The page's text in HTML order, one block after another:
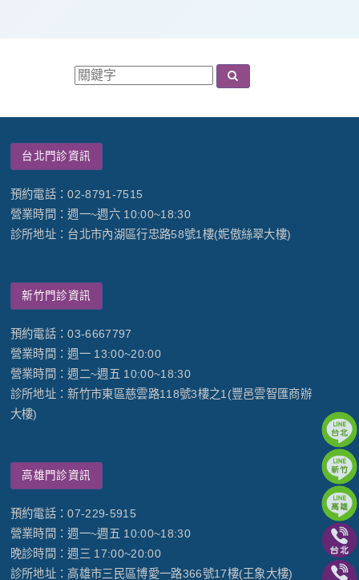
台北門診資訊
預約電話：02-8791-7515
營業時間：週一~週六 10:00~18:30
診所地址：台北市內湖區行忠路58號1樓(妮傲絲翠大樓)
新竹門診資訊
預約電話：03-6667797
營業時間：週一 13:00~20:00
營業時間：週二~週五 10:00~18:30
診所地址：新竹市東區慈雲路118號3樓之1(豐邑雲智匯商辦
大樓)
高雄門診資訊
預約電話：07-229-5915
營業時間：週一~週五 10:00~18:30
晚診時間：週三 17:00~20:00
診所地址：高雄市三民區博愛一路366號17樓(王象大樓)